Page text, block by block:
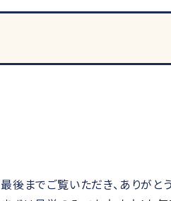
最後までご覧いただき、ありがと